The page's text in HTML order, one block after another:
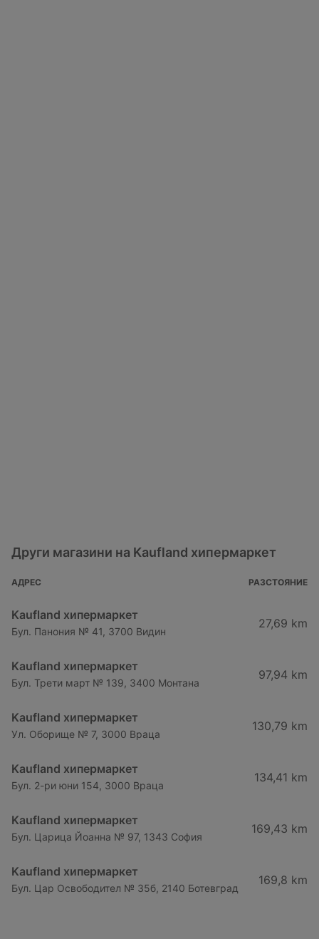
Други магазини на Kaufland хипермаркет
АДРЕС РАЗСТОЯНИЕ
Kaufland хипермаркет
Бул. Панония № 41, 3700 Видин
27,69 km
Kaufland хипермаркет
Бул. Трети март № 139, 3400 Монтана
97,94 km
Kaufland хипермаркет
Ул. Оборище № 7, 3000 Враца
130,79 km
Kaufland хипермаркет
Бул. 2-ри юни 154, 3000 Враца
134,41 km
Kaufland хипермаркет
Бул. Царица Йоанна № 97, 1343 София
169,43 km
Kaufland хипермаркет
Бул. Цар Освободител № 35б, 2140 Ботевград
169,8 km